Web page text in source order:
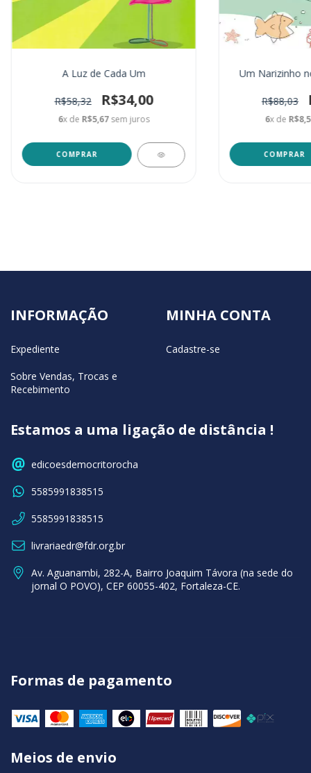
A Luz de Cada Um
R$58,32 R$34,00
6x de R$5,67sem juros
Um Narizinho
R$88,03
6x de
INFORMAÇÃO
Expediente
Sobre Vendas, Trocas e
Recebimento
MINHA CONTA
Cadastre-se
Estamos a uma ligação de distância !
edicoesdemocritorocha
5585991838515
5585991838515
livrariaedr@fdr.org.br
Av. Aguanambi, 282-A, Bairro Joaquim Távora (na sede do
jornal O POVO), CEP 60055-402, Fortaleza-CE.
Formas de pagamento
Meios de envio